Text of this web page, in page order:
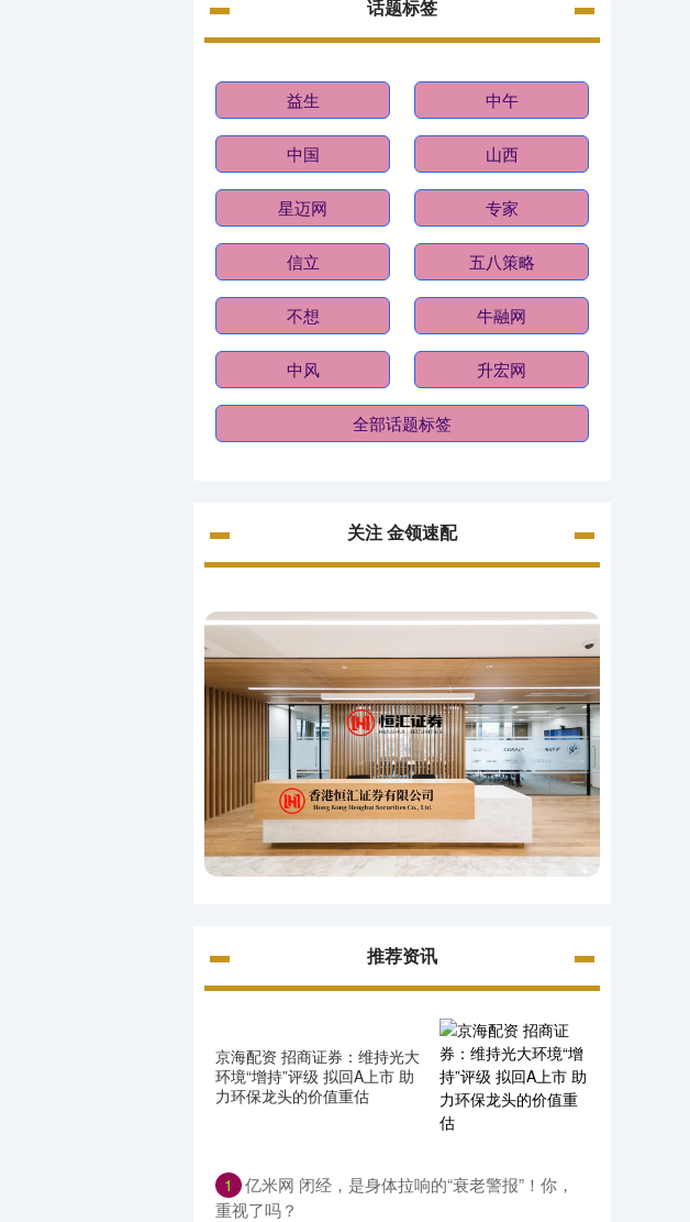
话题标签
益生 中午
中国 山西
星迈网 专家
信立 五八策略
不想 牛融网
中风 升宏网
全部话题标签
关注 金领速配
推荐资讯
京海配资 招商证券：维持光大
环境“增持”评级 拟回A上市 助
力环保龙头的价值重估
1
亿米网 闭经，是身体拉响的“衰老警报”！你，
重视了吗？